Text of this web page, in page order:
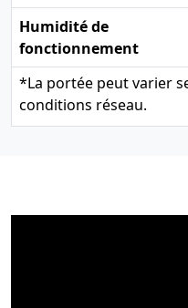
Humidité de
fonctionnement
*La portée peut varier
conditions réseau.